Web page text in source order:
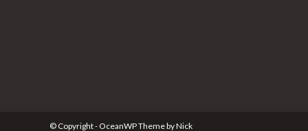
© Copyright - OceanWP Theme by Nick